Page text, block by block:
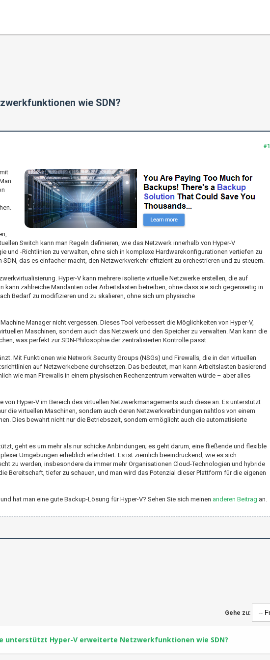
wie SDN?
#1
Switch kann man Regeln definieren, wie das Netzwerk innerhalb von Hyper-V
und -Richtlinien zu verwalten, ohne sich in komplexe Hardwarekonfigurationen vertiefen zu
das es einfacher macht, den Netzwerkverkehr effizient zu orchestrieren und zu steuern.
Hyper-V kann mehrere isolierte virtuelle Netzwerke erstellen, die auf
kann zahlreiche Mandanten oder Arbeitslasten betreiben, ohne dass sie sich gegenseitig in
Bedarf zu modifizieren und zu skalieren, ohne sich um physische
Manager nicht vergessen. Dieses Tool verbessert die Möglichkeiten von Hyper-V,
Maschinen, sondern auch das Netzwerk und den Speicher zu verwalten. Man kann die
was perfekt zur SDN-Philosophie der zentralisierten Kontrolle passt.
Mit Funktionen wie Network Security Groups (NSGs) und Firewalls, die in den virtuellen
auf Netzwerkebene durchsetzen. Das bedeutet, man kann Arbeitslasten basierend
wie man Firewalls in einem physischen Rechenzentrum verwalten würde – aber alles
Hyper-V im Bereich des virtuellen Netzwerkmanagements auch diese an. Es unterstützt
die virtuellen Maschinen, sondern auch deren Netzwerkverbindungen nahtlos von einem
Dies bewahrt nicht nur die Betriebszeit, sondern ermöglicht auch die automatisierte
geht es um mehr als nur schicke Anbindungen; es geht darum, eine fließende und flexible
Umgebungen erheblich erleichtert. Es ist ziemlich beeindruckend, wie es sich
zu werden, insbesondere da immer mehr Organisationen Cloud-Technologien und hybride
Bereitschaft, tiefer zu schauen, und man wird das Potenzial dieser Plattform für die eigenen
hat man eine gute Backup-Lösung für Hyper-V? Sehen Sie sich meinen anderen Beitrag an.
Gehe zu:
unterstützt Hyper-V erweiterte Netzwerkfunktionen wie SDN?